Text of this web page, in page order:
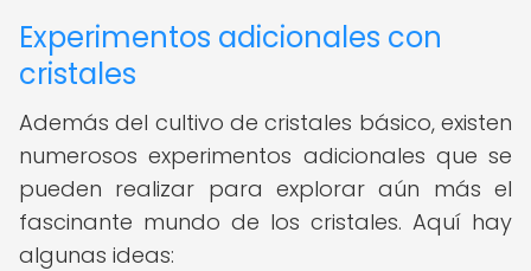
Experimentos adicionales con
cristales
Además del cultivo de cristales básico, existen
numerosos experimentos adicionales que se
pueden realizar para explorar aún más el
fascinante mundo de los cristales. Aquí hay
algunas ideas: